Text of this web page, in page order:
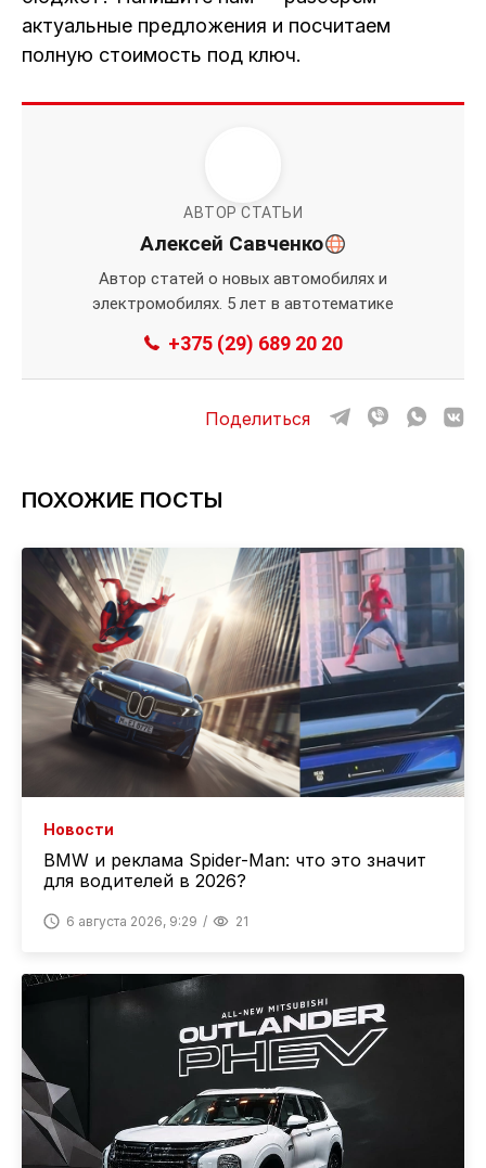
актуальные предложения и посчитаем
полную стоимость под ключ.
АВТОР СТАТЬИ
Алексей Савченко
Автор статей о новых автомобилях и
электромобилях. 5 лет в автотематике
+375 (29) 689 20 20
Поделиться
ПОХОЖИЕ ПОСТЫ
Новости
BMW и реклама Spider-Man: что это значит
для водителей в 2026?
6 августа 2026, 9:29 21